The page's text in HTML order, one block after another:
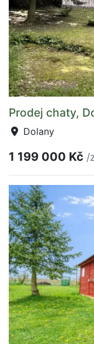
Prodej chaty,
Dolany
1 199 000 Kč /